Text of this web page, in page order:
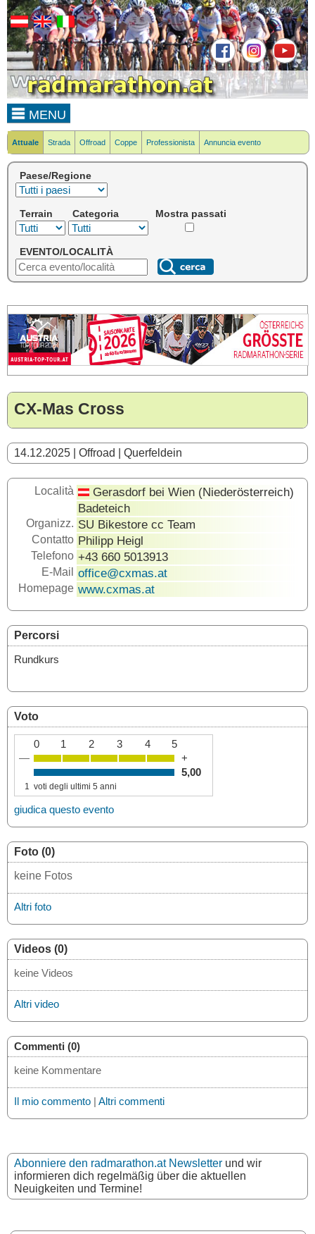
MENU
Attuale Strada Offroad Coppe Professionista Annuncia evento
Paese/Regione
Terrain Categoria Mostra passati
EVENTO/LOCALITÀ
CX-Mas Cross
14.12.2025 | Offroad | Querfeldein
Località
Gerasdorf bei Wien (Niederösterreich)
Badeteich
Organizz. SU Bikestore cc Team
Contatto Philipp Heigl
Telefono +43 660 5013913
E-Mail office@cxmas.at
Homepage www.cxmas.at
Percorsi
Rundkurs
Voto
0 1 2 3 4
5
—
+
5,00
1 voti degli ultimi 5 anni
giudica questo evento
Foto (0)
keine Fotos
Altri foto
Videos (0)
keine Videos
Altri video
Commenti (0)
keine Kommentare
Il mio commento | Altri commenti
Abonniere den radmarathon.at Newsletter und wir
informieren dich regelmäßig über die aktuellen
Neuigkeiten und Termine!